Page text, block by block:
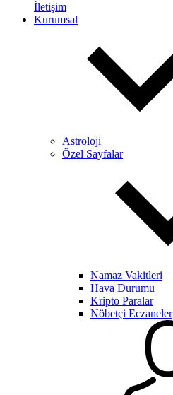
İletişim
Kurumsal
Astroloji
Özel Sayfalar
Namaz Vakitleri
Hava Durumu
Kripto Paralar
Nöbetçi Eczaneler